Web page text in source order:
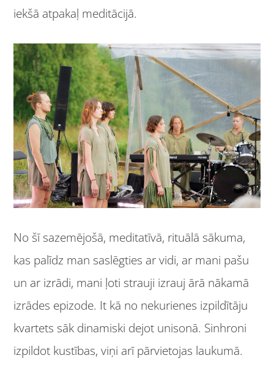
iekšā atpakaļ meditācijā.
No šī sazemējošā, meditatīvā, rituālā sākuma,
kas palīdz man saslēgties ar vidi, ar mani pašu
un ar izrādi, mani ļoti strauji izrauj ārā nākamā
izrādes epizode. It kā no nekurienes izpildītāju
kvartets sāk dinamiski dejot unisonā. Sinhroni
izpildot kustības, viņi arī pārvietojas laukumā.